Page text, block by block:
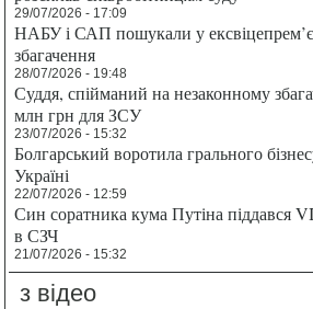
29/07/2026 - 17:09
НАБУ і САП пошукали у
збагачення
28/07/2026 - 19:48
Суддя, спійманий на незаконному
млн грн для ЗСУ
23/07/2026 - 15:32
Болгарський воротила грального
Україні
22/07/2026 - 12:59
Син соратника кума Путіна піддався
в СЗЧ
21/07/2026 - 15:32
з відео